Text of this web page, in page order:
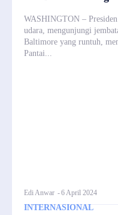
WASHINGTON –
udara, mengunjungi
Baltimore yang runtuh,
Pantai...
Edi Anwar -6 April 2024
INTERNASIONAL